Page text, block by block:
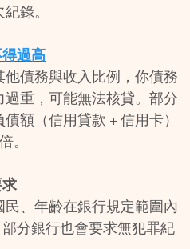
錄。
過高
債務與收入比例，你債務
過重，可能無法核貸。部分
額（信用貸款 + 信用卡）
。
、年齡在銀行規定範圍內
部分銀行也會要求無犯罪紀